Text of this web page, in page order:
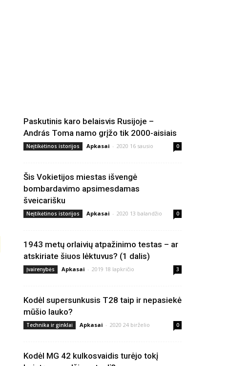
Paskutinis karo belaisvis Rusijoje –
András Toma namo grįžo tik 2000-aisiais
Neįtikėtinos istorijos Apkasai - 2020 16 sausio 0
Šis Vokietijos miestas išvengė
bombardavimo apsimesdamas
šveicarišku
Neįtikėtinos istorijos Apkasai - 2020 13 balandžio 0
1943 metų orlaivių atpažinimo testas – ar
atskiriate šiuos lėktuvus? (1 dalis)
Įvairenybės Apkasai - 2019 18 lapkričio 3
Kodėl supersunkusis T28 taip ir nepasiekė
mūšio lauko?
Technika ir ginklai Apkasai - 2020 24 birželio 0
Kodėl MG 42 kulkosvaidis turėjo tokį